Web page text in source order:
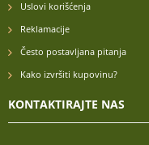
Uslovi korišćenja
Reklamacije
Često postavljana pitanja
Kako izvršiti kupovinu?
KONTAKTIRAJTE NAS